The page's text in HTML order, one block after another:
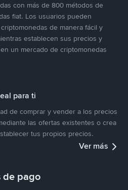
con más de 800 métodos de
fiat. Los usuarios pueden
de manera fácil y
establecen sus precios y
un mercado de criptomonedas
para ti
de comprar y vender a los precios
las ofertas existentes o crea
tus propios precios.
Ver más
de pago